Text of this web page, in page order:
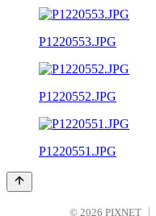
P1220553.JPG
P1220552.JPG
P1220551.JPG
© 2026 PIXNET